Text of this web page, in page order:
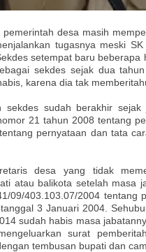
desa masih
tugasnya meski
setempat baru
sekdes sejak dua
karena dia tak
sekdes sudah berakhir
21 tahun 2008 tentang
pernyataan dan tata
desa yang tidak
atau balikota setelah masa
09/403.103.07/2004 tentang
3 Januari 2004.
sudah habis masa
surat
tembusan bupati dan